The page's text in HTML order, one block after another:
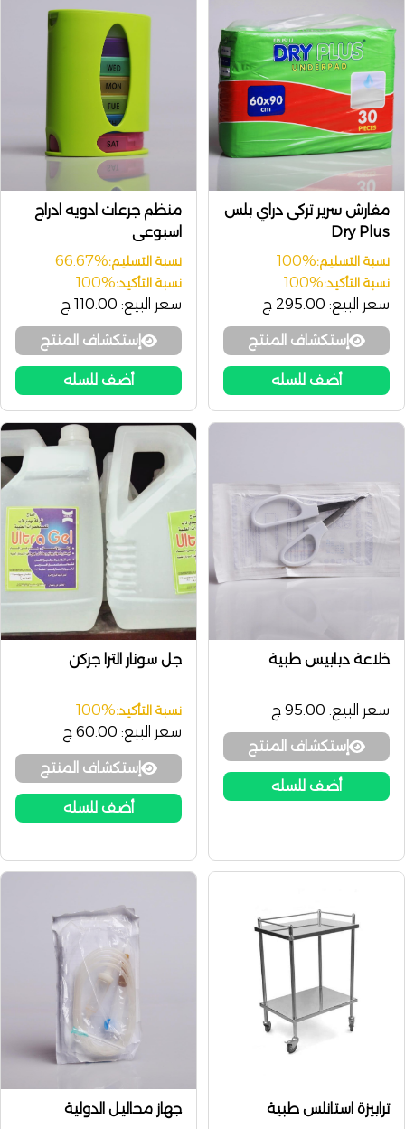
مفارش سرير تركى دراي بلس
Dry Plus
نسبة التسليم:100%
نسبة التأكيد:100%
سعر البيع: 295.00 ج
إستكشاف المنتج
أضف للسله
منظم جرعات ادويه ادراج
اسبوعى
نسبة التسليم:66.67%
نسبة التأكيد:100%
سعر البيع: 110.00 ج
إستكشاف المنتج
أضف للسله
خلاعة دبابيس طبية
سعر البيع: 95.00 ج
إستكشاف المنتج
أضف للسله
جل سونار الترا جركن
نسبة التأكيد:100%
سعر البيع: 60.00 ج
إستكشاف المنتج
أضف للسله
ترابيزة استانلس طبية جهاز محاليل الدولية